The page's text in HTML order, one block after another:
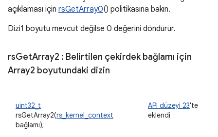
açıklaması için rsGetArray0() politikasına bakın.
Dizi1 boyutu mevcut değilse 0 değerini döndürür.
rsGetArray2 : Belirtilen çekirdek bağlamı için
Array2 boyutundaki dizin
uint32_t
rsGetArray2(rs_kernel_context
bağlamı);
API düzeyi 23'te
eklendi